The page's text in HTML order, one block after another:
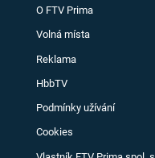
O FTV Prima
Volná místa
Reklama
HbbTV
Podmínky užívání
Cookies